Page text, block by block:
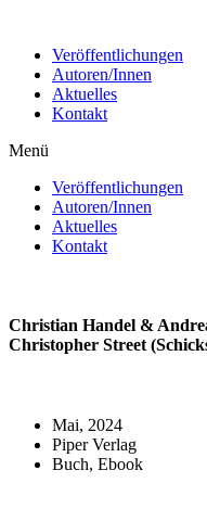
wechselnVeröffentlichungen
Autoren/Innen
Aktuelles
Kontakt
Menü
Veröffentlichungen
Autoren/Innen
Aktuelles
Kontakt
Christian Handel &
Christopher Street
Mai, 2024
Piper Verlag
Buch, Ebook